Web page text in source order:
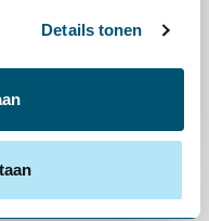
Details tonen